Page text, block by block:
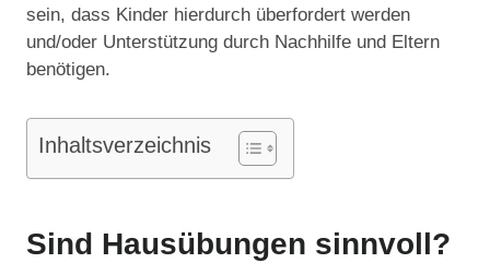
sein, dass Kinder hierdurch überfordert werden
und/oder Unterstützung durch Nachhilfe und Eltern
benötigen.
Inhaltsverzeichnis
Sind Hausübungen sinnvoll?